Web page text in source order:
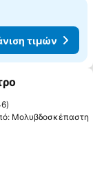
τιμών
αγαπημένα
Μολυβδοσκέπαστη